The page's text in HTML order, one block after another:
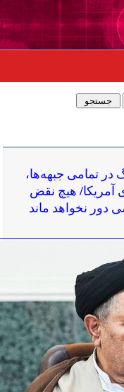
تمامی جبهه‌ها،
آمریکا/ هیچ نقض
دور نخواهد ماند